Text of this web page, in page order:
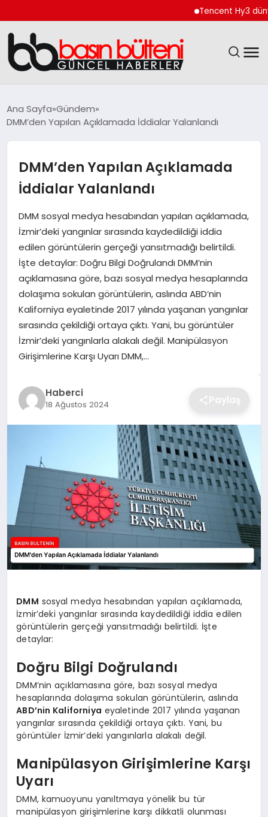
Tencent Hy3 dünya
EKONOMI
MAGAZIN
SAĞLIK
SPOR
TEKNOLOJI
YAŞAM
GÜNDEM
Ana Sayfa Gündem
DMM’den Yapılan Açıklamada İddialar Yalanlandı
DMM’den Yapılan Açıklamada
İddialar Yalanlandı
DMM sosyal medya hesabından yapılan açıklamada,
İzmir’deki yangınlar sırasında kaydedildiği iddia
edilen görüntülerin gerçeği yansıtmadığı belirtildi.
İşte detaylar: Doğru Bilgi Doğrulandı DMM’nin
açıklamasına göre, bazı sosyal medya hesaplarında
dolaşıma sokulan görüntülerin, aslında ABD’nin
Kaliforniya eyaletinde 2017 yılında yaşanan yangınlar
sırasında çekildiği ortaya çıktı. Yani, bu görüntüler
İzmir’deki yangınlarla alakalı değil. Manipülasyon
Girişimlerine Karşı Uyarı DMM,…
Haberci
18 Ağustos 2024 Paylaş
DMM sosyal medya hesabından yapılan açıklamada,
İzmir’deki yangınlar sırasında kaydedildiği iddia edilen
görüntülerin gerçeği yansıtmadığı belirtildi. İşte
detaylar:
Doğru Bilgi Doğrulandı
DMM’nin açıklamasına göre, bazı sosyal medya
hesaplarında dolaşıma sokulan görüntülerin, aslında
ABD’nin Kaliforniya eyaletinde 2017 yılında yaşanan
yangınlar sırasında çekildiği ortaya çıktı. Yani, bu
görüntüler İzmir’deki yangınlarla alakalı değil.
Manipülasyon Girişimlerine Karşı
Uyarı
DMM, kamuoyunu yanıltmaya yönelik bu tür
manipülasyon girişimlerine karşı dikkatli olunması